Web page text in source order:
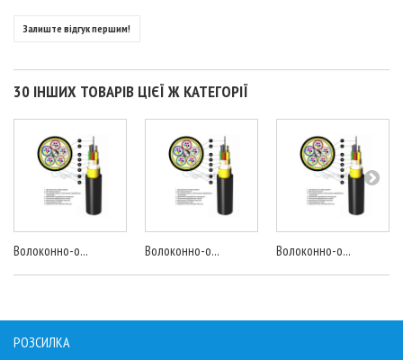
Залиште відгук першим!
30 ІНШИХ ТОВАРІВ ЦІЄЇ Ж КАТЕГОРІЇ
Волоконно-о... Волоконно-о... Волоконно-о...
РОЗСИЛКА